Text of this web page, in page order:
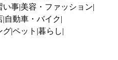
い事 美容・ファッション
自動車・バイク
グペット 暮らし